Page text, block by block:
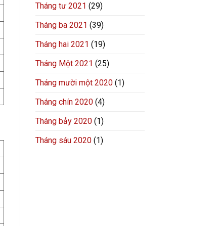
Tháng tư 2021 (29)
Tháng ba 2021 (39)
Tháng hai 2021 (19)
Tháng Một 2021 (25)
Tháng mười một 2020(1)
Tháng chín 2020(4)
Tháng bảy 2020(1)
Tháng sáu 2020(1)